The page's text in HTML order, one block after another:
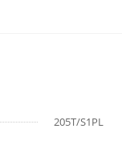
205T/S1PL